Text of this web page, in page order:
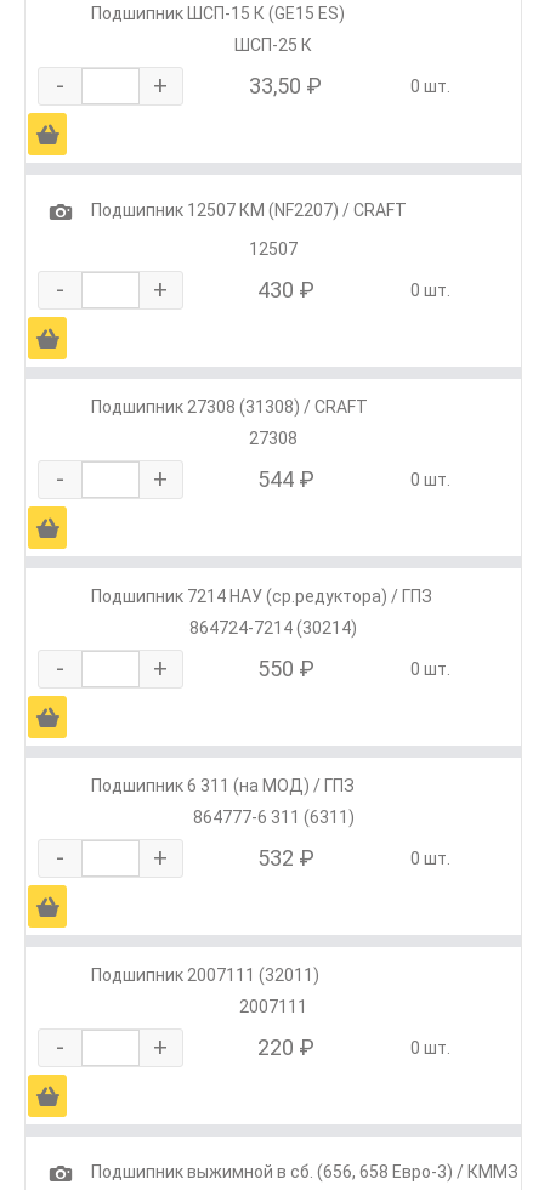
Подшипник ШСП-15 К (GE15 ES)
ШСП-25 К
- + 33,50 ₽ 0 шт.
Ä
1
Подшипник 12507 КМ (NF2207) / CRAFT
12507
- + 430 ₽ 0 шт.
Ä
Подшипник 27308 (31308) / CRAFT
27308
- + 544 ₽ 0 шт.
Ä
Подшипник 7214 НАУ (ср.редуктора) / ГПЗ
864724-7214 (30214)
- + 550 ₽ 0 шт.
Ä
Подшипник 6 311 (на МОД) / ГПЗ
864777-6 311 (6311)
- + 532 ₽ 0 шт.
Ä
Подшипник 2007111 (32011)
2007111
- + 220 ₽ 0 шт.
Ä
1
Подшипник выжимной в сб. (656, 658 Евро-3) / КММЗ